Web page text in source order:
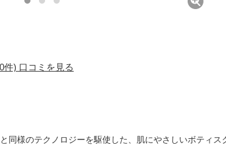
件) 口コミを見る
同様のテクノロジーを駆使した、肌にやさしいボティ